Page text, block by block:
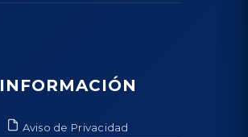
INFORMACIÓN
Aviso de Privacidad